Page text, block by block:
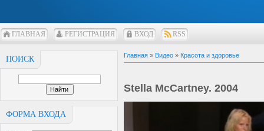
ГЛАВНАЯ РЕГИСТРАЦИЯ ВХОД RSS
ПОИСК
ФОРМА ВХОДА
Главная » Видео » Красота и здоровье
Stella McCartney. 2004